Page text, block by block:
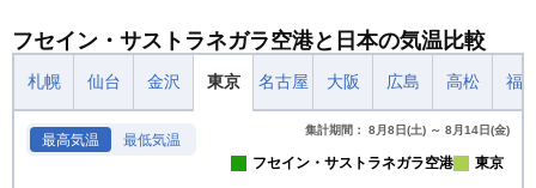
フセイン・サストラネガラ空港と日本の気温比較
札幌 仙台 金沢 東京 名古屋 大阪 広島 高松 福
最高気温 最低気温
集計期間： 8月8日(土) ～ 8月14日(金)
フセイン・サストラネガラ空港 東京